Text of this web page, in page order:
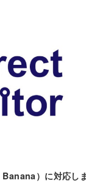
）に対応し